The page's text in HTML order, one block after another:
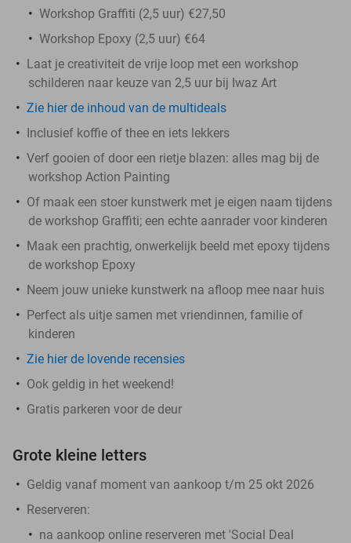
Workshop Graffiti (2,5 uur) €27,50
Workshop Epoxy (2,5 uur) €64
Laat je creativiteit de vrije loop met een workshop
schilderen naar keuze van 2,5 uur bij Iwaz Art
Zie hier de inhoud van de multideals
Inclusief koffie of thee en iets lekkers
Verf gooien of door een rietje blazen: alles mag bij de
workshop Action Painting
Of maak een stoer kunstwerk met je eigen naam tijdens
de workshop Graffiti; een echte aanrader voor kinderen
Maak een prachtig, onwerkelijk beeld met epoxy tijdens
de workshop Epoxy
Neem jouw unieke kunstwerk na afloop mee naar huis
Perfect als uitje samen met vriendinnen, familie of
kinderen
Zie hier de lovende recensies
Ook geldig in het weekend!
Gratis parkeren voor de deur
Grote kleine letters
Geldig vanaf moment van aankoop t/m 25 okt 2026
Reserveren:
na aankoop online reserveren met 'Social Deal